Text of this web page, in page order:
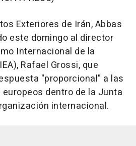
Exteriores de Irán, Abbas
este domingo al director
Internacional de la
Rafael Grossi, que
"proporcional" a las
dentro de la Junta
internacional.